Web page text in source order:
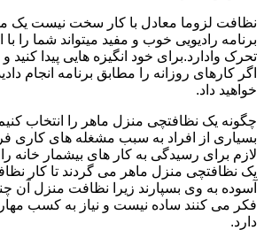
نظافت لزوما معادل با کار سخت نیست یک
برنامه رادیویی خوب و مفید میتواند شما را
تحرک وادارد.برای خود انگیزه هایی پیدا کنید
اگر کارهای روزانه را مطابق برنامه انجام
خواهید داد.
چگونه یک نظافتچی منزل ماهر را انتخاب
بسیاری از افراد به سبب مشغله های کاری
لازم برای رسیدگی به کار های بیشمار خانه را
یک نظافتچی منزل ماهر می گردند تا کار
آسوده به وی بسپارند زیرا نظافت منزل آن
فکر می کنند ساده نیست و نیاز به کسب
دارد.